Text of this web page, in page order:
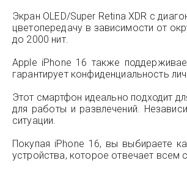
Экран OLED/Super Retina XDR с
цветопередачу в зависимости от
до 2000 нит.
Apple iPhone 16 также
гарантирует конфиденциальность
Этот смартфон идеально подходит
для работы и развлечений.
ситуации.
Покупая iPhone 16, вы выбираете
устройства, которое отвечает